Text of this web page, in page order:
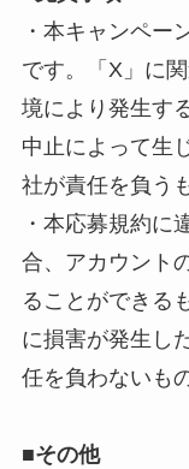
・本キャンペー
です。「X」に
境により発生す
中止によって生
社が責任を負う
・本応募規約に
合、アカウント
ることができる
に損害が発生し
任を負わないも
■その他